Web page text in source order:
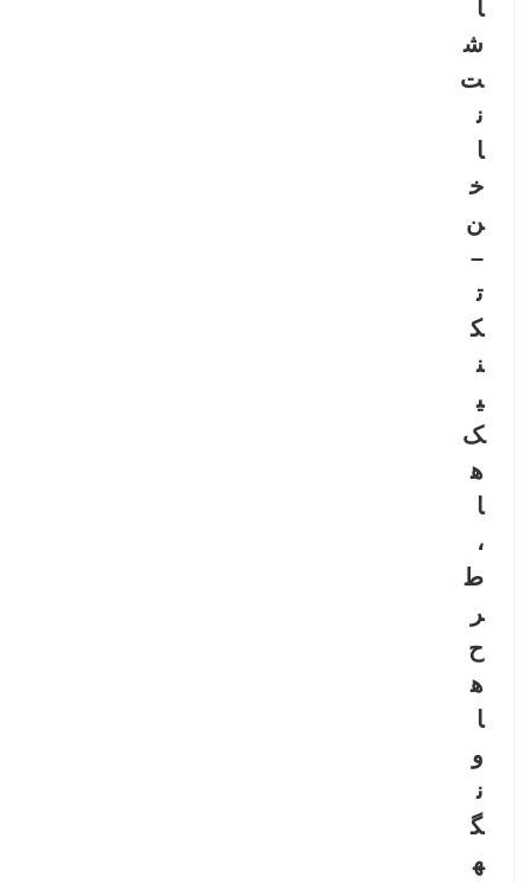
ا
ش
ت
ن
ا
خ
ن
–
ت
ک
ن
ی
ک‌
ه
ا
،
ط
ر
ح‌
ه
ا
و
ن
گ
ه